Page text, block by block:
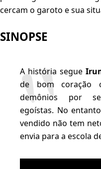
cercam o garoto e sua
SINOPSE
A história segue
de bom coração
demônios por
egoístas. No
vendido não tem
envia para a escola